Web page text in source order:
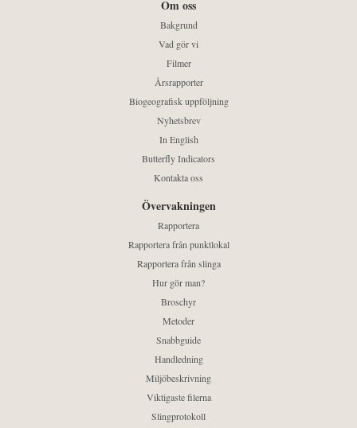
Om oss
Bakgrund
Vad gör vi
Filmer
Årsrapporter
Biogeografisk uppföljning
Nyhetsbrev
In English
Butterfly Indicators
Kontakta oss
Övervakningen
Rapportera
Rapportera från punktlokal
Rapportera från slinga
Hur gör man?
Broschyr
Metoder
Snabbguide
Handledning
Miljöbeskrivning
Viktigaste filerna
Slingprotokoll